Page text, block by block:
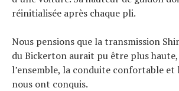
réinitialisée après chaque pli.
Nous pensions que la transmission
du Bickerton aurait pu être plus haute,
l’ensemble, la conduite confortable et
nous ont conquis.
Actualités
Technologies
Conseils